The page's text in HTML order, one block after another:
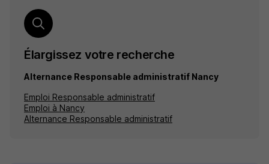
Élargissez votre recherche
Alternance Responsable administratif Nancy
Emploi Responsable administratif
Emploi à Nancy
Alternance Responsable administratif